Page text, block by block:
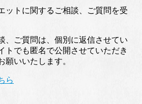
ットに関するご相談、ご質問を受
、ご質問は、個別に返信させてい
トでも匿名で公開させていただき
願いいたします。
ら